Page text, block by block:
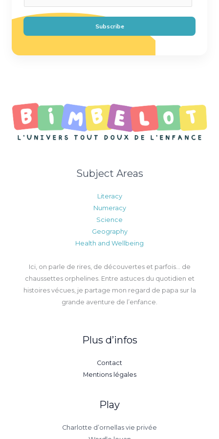
l
Subscribe
Subject Areas
Literacy
Numeracy
Science
Geography
Health and Wellbeing
Ici, on parle de rires, de découvertes et parfois… de
chaussettes orphelines. Entre astuces du quotidien et
histoires vécues, je partage mon regard de papa sur la
grande aventure de l’enfance.
Plus d’infos
Contact
Mentions légales
Play
Charlotte d’ornellas vie privée